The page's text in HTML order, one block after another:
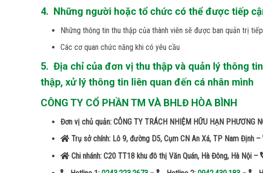
4. Những người hoặc tổ chức có thể được tiếp
Những thông tin thu thập của thành viên sẽ được ban quản trị
Các cơ quan chức năng khi có yêu cầu
5. Địa chỉ của đơn vị thu thập và quản lý thông
thập, xử lý thông tin liên quan đến cá nhân mình
CÔNG TY CỔ PHẦN TM VÀ BHLĐ HÒA BÌNH
Đơn vị chủ quản: CÔNG TY TRÁCH NHIỆM HỮU HẠN PHƯƠNG
Trụ sở chính: Lô 9, đường D5, Cụm CN An Xá, TP Nam Định –
Chi nhánh: C20 TT18 khu đô thị Văn Quán, Hà Đông, Hà Nội –